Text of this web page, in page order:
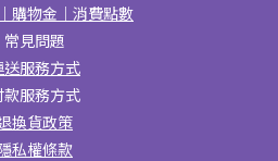
購物金｜消費點數
常見問題
送服務方式
款服務方式
換貨政策
私權條款